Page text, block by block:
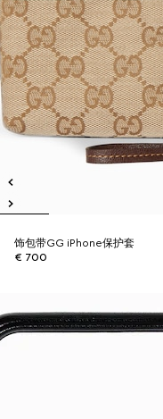
饰包带GG iPhone保护套
€ 700